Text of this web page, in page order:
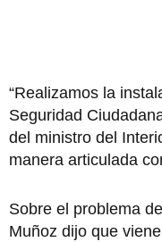
“Realizamos la
Seguridad
del ministro del
manera articulada
Sobre el problema
Muñoz dijo que